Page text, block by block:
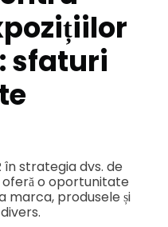
sfaturi
strategia dvs. de
o oportunitate
marca, produsele și